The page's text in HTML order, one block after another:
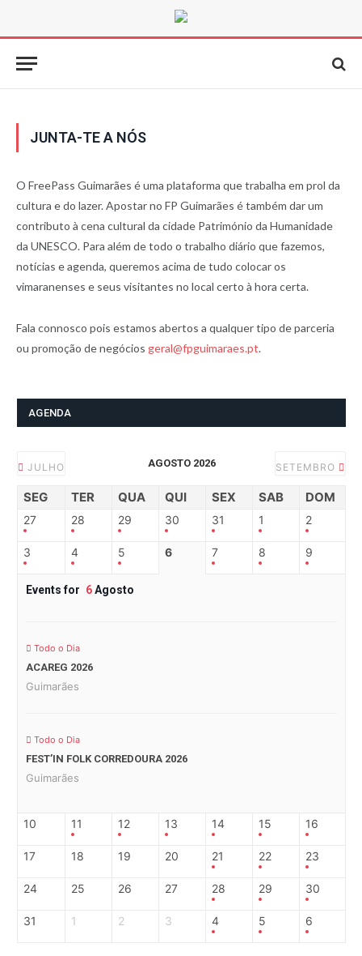
JUNTA-TE A NÓS
O FreePass Guimarães é uma plataforma que trabalha em prol da
cultura e do lazer. Apostar no FP Guimarães é também dar um
contributo à cena cultural da cidade Património da Humanidade
da UNESCO. Para além de todo o trabalho diário que fazemos,
notícias e agenda, queremos acima de tudo colocar os
vimaranenses e seus visitantes no local certo à hora certa.
Fala connosco pois estamos abertos a qualquer tipo de parceria
ou promoção de negócios geral@fpguimaraes.pt.
AGENDA
JULHO AGOSTO 2026 SETEMBRO
SEG TER QUA QUI SEX SAB DOM
27 28 29 30 31 1 2
3 4 5 6 7 8 9
Events for 6Agosto
Todo o Dia
ACAREG 2026
Guimarães
Todo o Dia
FEST’IN FOLK CORREDOURA 2026
Guimarães
10 11 12 13 14 15 16
17 18 19 20 21 22 23
24 25 26 27 28 29 30
31 1 2 3 4 5 6